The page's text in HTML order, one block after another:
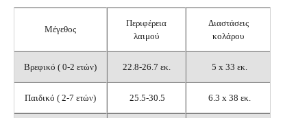
Μέγεθος
Περιφέρεια
λαιμού
Διαστάσεις
κολάρου
Βρεφικό ( 0-2 ετών) 22.8-26.7 εκ. 5 x 33 εκ.
Παιδικό ( 2-7 ετών) 25.5-30.5 6.3 x 38 εκ.